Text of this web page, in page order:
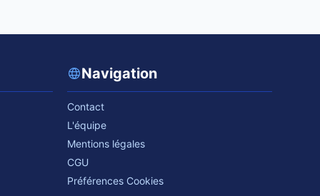
Navigation
Contact
L'équipe
Mentions légales
CGU
Préférences Cookies